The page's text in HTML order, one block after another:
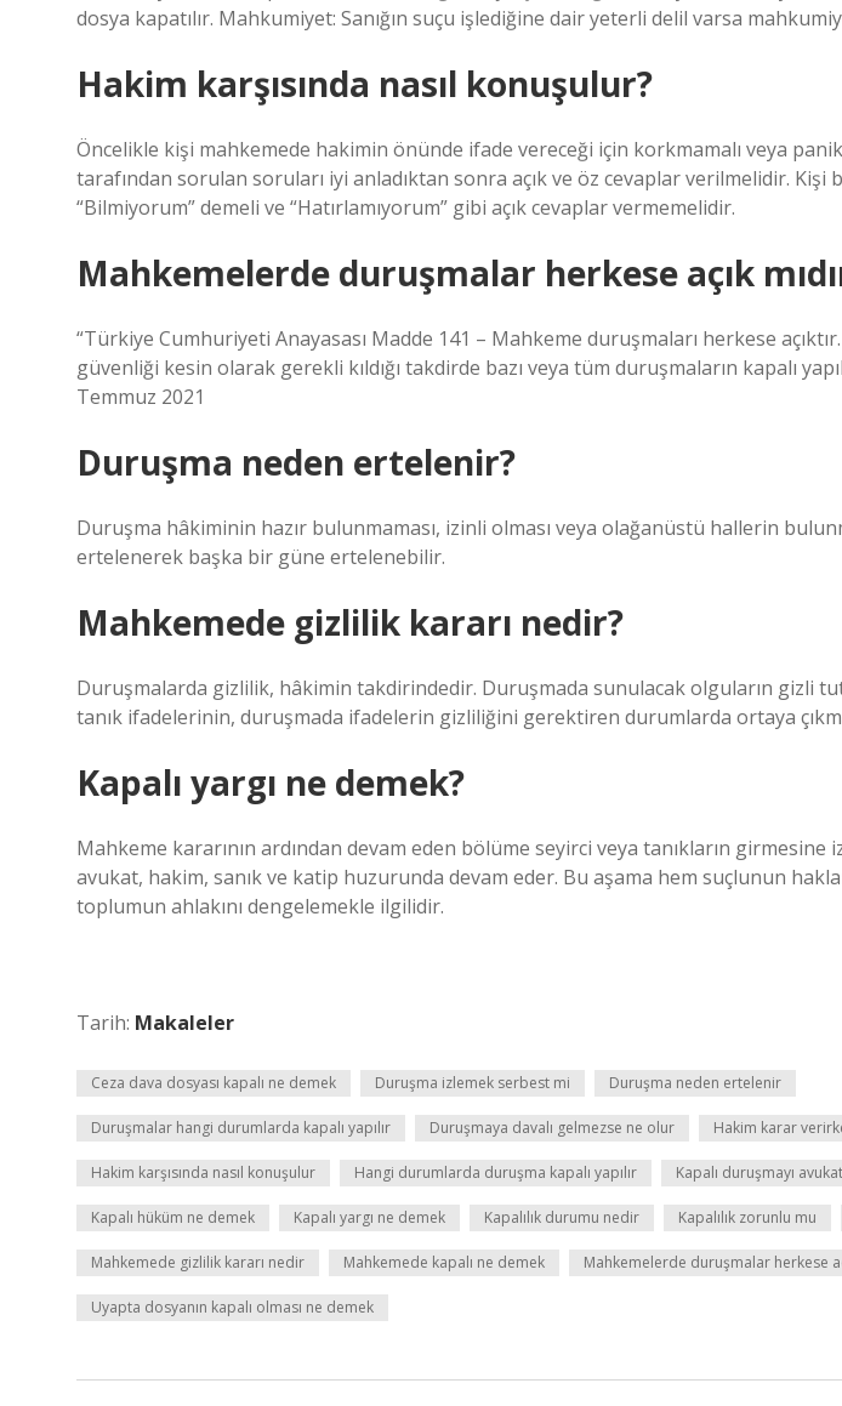
dosya kapatılır. Mahkumiyet: Sanığın suçu işlediğine dair yeterli delil varsa
Hakim karşısında nasıl konuşulur?
Öncelikle kişi mahkemede hakimin önünde ifade vereceği için korkmamalı veya
tarafından sorulan soruları iyi anladıktan sonra açık ve öz cevaplar verilmelidir. Kişi
“Bilmiyorum” demeli ve “Hatırlamıyorum” gibi açık cevaplar vermemelidir.
Mahkemelerde duruşmalar herkese açık
“Türkiye Cumhuriyeti Anayasası Madde 141 – Mahkeme duruşmaları herkese
güvenliği kesin olarak gerekli kıldığı takdirde bazı veya tüm duruşmaların kapalı
Temmuz 2021
Duruşma neden ertelenir?
Duruşma hâkiminin hazır bulunmaması, izinli olması veya olağanüstü hallerin
ertelenerek başka bir güne ertelenebilir.
Mahkemede gizlilik kararı nedir?
Duruşmalarda gizlilik, hâkimin takdirindedir. Duruşmada sunulacak olguların gizli
tanık ifadelerinin, duruşmada ifadelerin gizliliğini gerektiren durumlarda ortaya
Kapalı yargı ne demek?
Mahkeme kararının ardından devam eden bölüme seyirci veya tanıkların girmesine
avukat, hakim, sanık ve katip huzurunda devam eder. Bu aşama hem suçlunun
toplumun ahlakını dengelemekle ilgilidir.
Tarih: Makaleler
Ceza dava dosyası kapalı ne demek Duruşma izlemek serbest mi Duruşma neden ertelenir
Duruşmalar hangi durumlarda kapalı yapılır Duruşmaya davalı gelmezse ne olur Hakim karar
Hakim karşısında nasıl konuşulur Hangi durumlarda duruşma kapalı yapılır Kapalı duruşmayı
Kapalı hüküm ne demek Kapalı yargı ne demek Kapalılık durumu nedir Kapalılık zorunlu mu
Mahkemede gizlilik kararı nedir Mahkemede kapalı ne demek Mahkemelerde duruşmalar herkese
Uyapta dosyanın kapalı olması ne demek